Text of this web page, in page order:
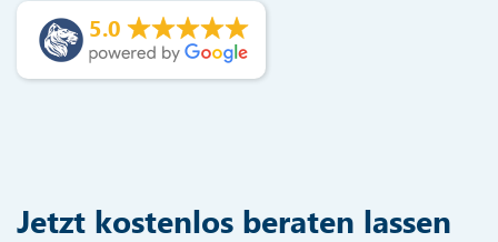
5.0
Jetzt kostenlos beraten lassen